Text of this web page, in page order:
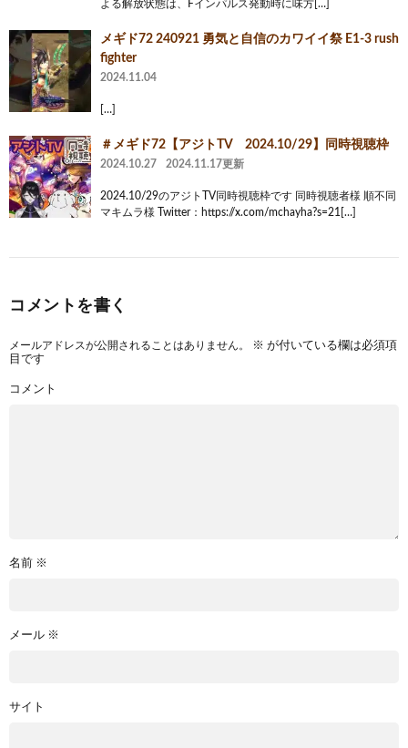
よる解放状態は、Fインパルス発動時に味方[…]
メギド72 240921 勇気と自信のカワイイ祭 E1-3 rush
fighter
2024.11.04
[…]
＃メギド72【アジトTV 2024.10/29】同時視聴枠
2024.10.27 2024.11.17更新
2024.10/29のアジトTV同時視聴枠です 同時視聴者様 順不同
マキムラ様 Twitter：https://x.com/mchayha?s=21[…]
コメントを書く
メールアドレスが公開されることはありません。 ※ が付いている欄は必須項
目です
コメント
名前 ※
メール ※
サイト